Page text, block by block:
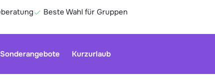
Beste Wahl für Gruppen
Sonderangebote Kurzurlaub